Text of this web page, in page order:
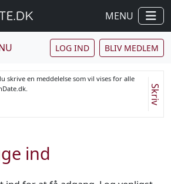
MENU
LOG IND BLIV MEDLEM
skrive en meddelelse som vil vises for alle
Skriv
ind